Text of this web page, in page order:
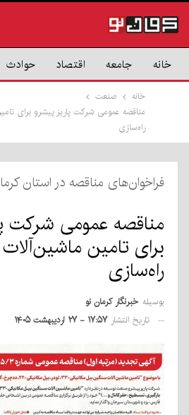
خانه جامعه اقتصاد حوادث
خانه
صنعت
مناقصه عمومی شرکت پاریز پیشرو برای
راه‌سازی
فراخوان‌های مناقصه در استان
مناقصه عمومی شرکت
برای تامین
راه‌سازی
بوسیله خبرنگار کرمان نو
تاریخ انتشار ۱۷:۵۷ - ۲۷ اردیبهشت ۱۴۰۵